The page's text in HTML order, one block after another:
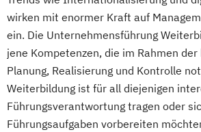
wirken mit enormer Kraft auf
ein. Die Unternehmensführung
jene Kompetenzen, die im Rahmen
Planung, Realisierung und Kontrolle
Weiterbildung ist für all diejenigen
Führungsverantwortung tragen oder
Führungsaufgaben vorbereiten